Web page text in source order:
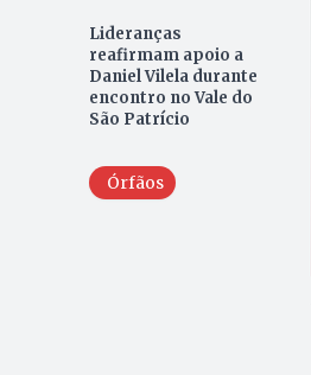
Lideranças
reafirmam apoio a
Daniel Vilela durante
encontro no Vale do
São Patrício
Órfãos